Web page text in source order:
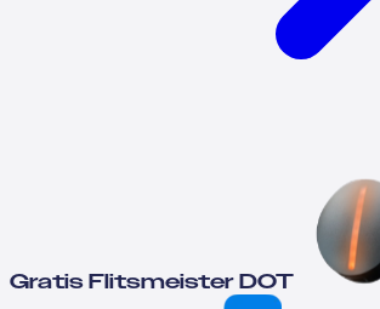
Gratis Flitsmeister DOT